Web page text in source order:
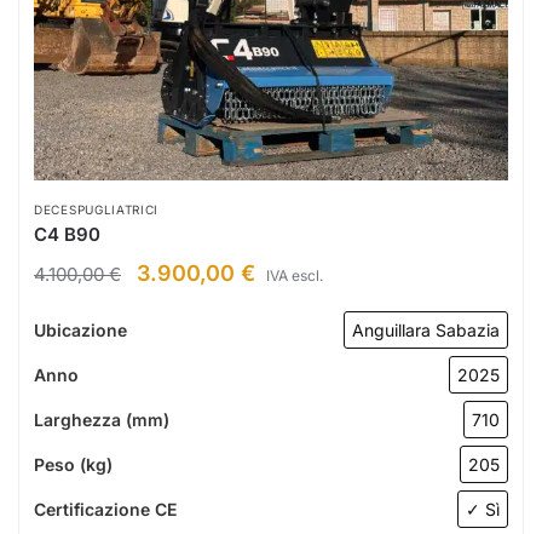
DECESPUGLIATRICI
C4 B90
4.100,00€ 3.900,00 € IVA escl.
Ubicazione Anguillara Sabazia
Anno 2025
Larghezza (mm) 710
Peso (kg) 205
Certificazione CE ✓ Sì